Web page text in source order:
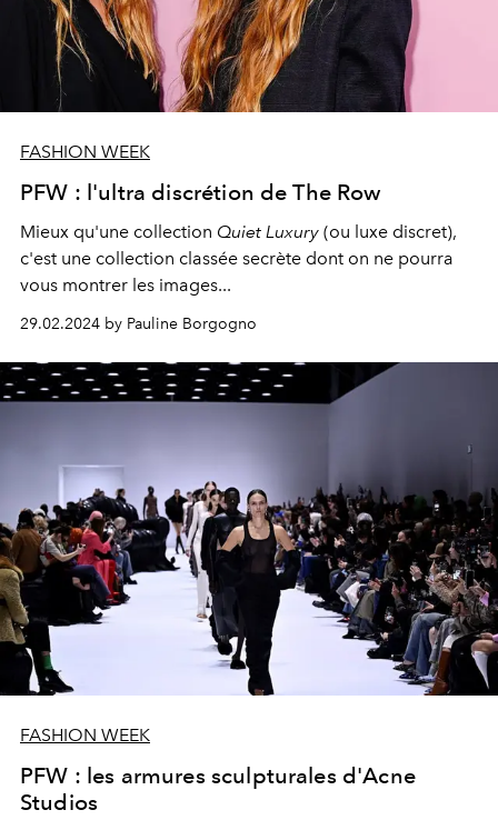
FASHION WEEK
PFW : l'ultra discrétion de The Row
Mieux qu'une collection Quiet Luxury (ou luxe discret),
c'est une collection classée secrète dont on ne pourra
vous montrer les images...
29.02.2024 by Pauline Borgogno
FASHION WEEK
PFW : les armures sculpturales d'Acne
Studios